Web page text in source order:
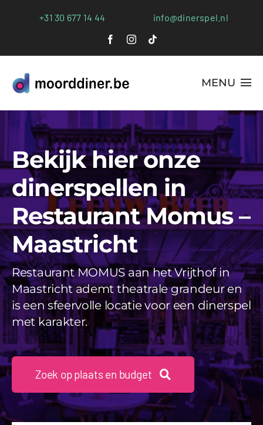
+31 30 677 14 44 info@dinerspel.nl
MENU
Alle Spellen
Plaatsen
Webshop
FAQs
Blog
Videos
Uitjes
Beschikbaarheid Aanvragen
Bekijk hier onze
dinerspellen in
Restaurant Momus –
Maastricht
Restaurant MOMUS aan het Vrijthof in
Maastricht ademt theatrale grandeur en
is een sfeervolle locatie voor een dinerspel
met karakter.
Zoek op plaats en budget